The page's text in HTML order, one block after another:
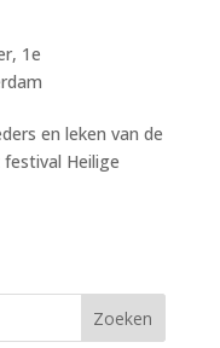
1e
en leken van de
Heilige
Zoeken